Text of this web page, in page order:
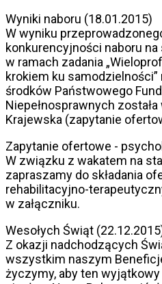
Wyniki naboru (18.01.2015)
W wyniku
konkurencyjności naboru
w ramach zadania
krokiem ku
środków Państwowego
Niepełnosprawnych
Krajewska (zapytanie
Zapytanie ofertowe -
W związku z wakatem na
zapraszamy do składania
rehabilitacyjno-
w załączniku.
Wesołych Świąt
Z okazji nadchodzących
wszystkim naszym
życzymy, aby ten wyjątkowy